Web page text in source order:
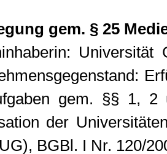
gem. § 25
gem. §§ 1, 2
der
BGBl. I Nr. 120/